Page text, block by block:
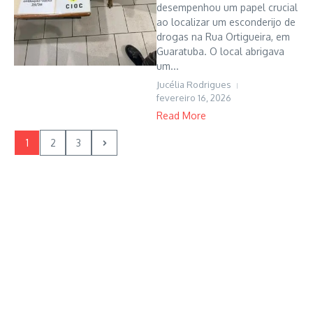
desempenhou um papel crucial
ao localizar um esconderijo de
drogas na Rua Ortigueira, em
Guaratuba. O local abrigava
um...
Jucélia Rodrigues
fevereiro 16, 2026
Read More
1 2 3